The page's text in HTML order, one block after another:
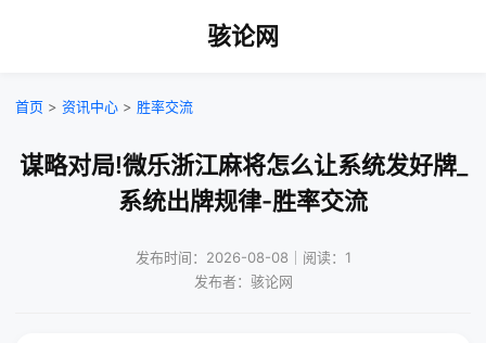
骇论网
首页 > 资讯中心 > 胜率交流
谋略对局!微乐浙江麻将怎么让系统发好牌_
系统出牌规律-胜率交流
发布时间：2026-08-08｜阅读：1
发布者：骇论网